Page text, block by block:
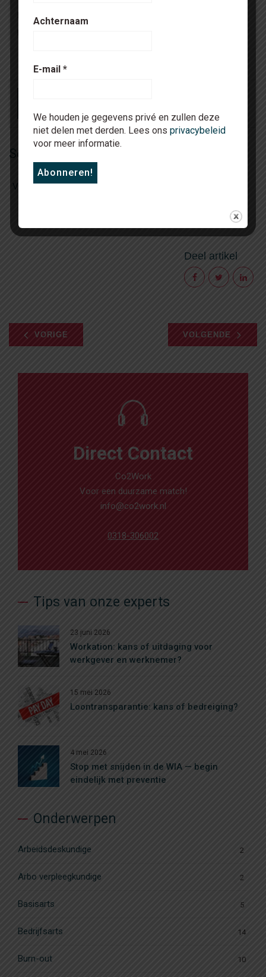
Bijlagen
Soortgelijke vacatures
Vestigingsmanager arbodienst
Deel artikel
VORIGE VOLGENDE
Direct Contact
Co2Work
Voor een duurzame match!
info@co2work.nl
0318-306002
Tips van onze experts
23 juni 2026
Workation: kans of uitdaging voor
werkgever en werknemer?
15 mei 2026
Loontransparantie: kans of bedreiging?
4 mei 2026
Stop met snijden in de WIA — begin
eindelijk met preventie
Onderwerpen
Arbeidsdeskundige 2
Arbo verpleegkundige 2
Basisarts 5
Bedrijfsarts 14
Burn-out 10
Achternaam
E-mail *
We houden je gegevens privé en zullen deze
niet delen met derden. Lees ons privacybeleid
voor meer informatie.